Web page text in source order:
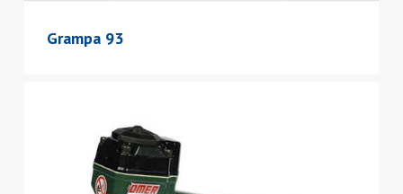
Grampa 93